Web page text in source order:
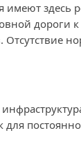
имеют
дороги
Отсутствие